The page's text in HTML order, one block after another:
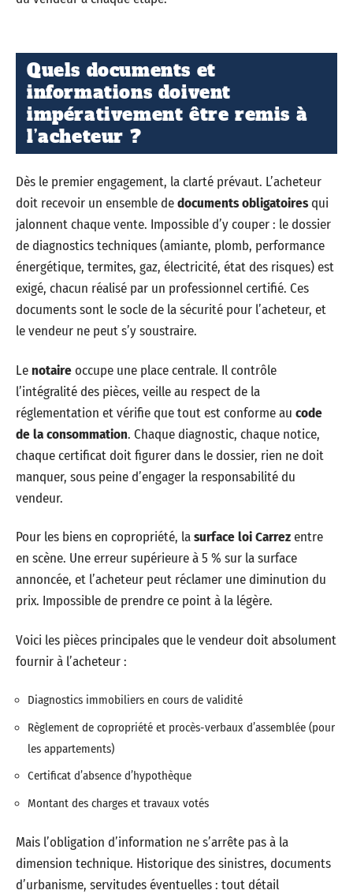
Quels documents et
informations doivent
impérativement être remis à
l’acheteur ?
Dès le premier engagement, la clarté prévaut. L’acheteur
doit recevoir un ensemble dedocuments obligatoiresqui
jalonnent chaque vente. Impossible d’y couper : le dossier
de diagnostics techniques (amiante, plomb, performance
énergétique, termites, gaz, électricité, état des risques) est
exigé, chacun réalisé par un professionnel certifié. Ces
documents sont le socle de la sécurité pour l’acheteur, et
le vendeur ne peut s’y soustraire.
Lenotaireoccupe une place centrale. Il contrôle
l’intégralité des pièces, veille au respect de la
réglementation et vérifie que tout est conforme au code
de la consommation. Chaque diagnostic, chaque notice,
chaque certificat doit figurer dans le dossier, rien ne doit
manquer, sous peine d’engager la responsabilité du
vendeur.
Pour les biens en copropriété, lasurface loi Carrezentre
en scène. Une erreur supérieure à 5 % sur la surface
annoncée, et l’acheteur peut réclamer une diminution du
prix. Impossible de prendre ce point à la légère.
Voici les pièces principales que le vendeur doit absolument
fournir à l’acheteur :
Diagnostics immobiliers en cours de validité
Règlement de copropriété et procès-verbaux d’assemblée (pour
les appartements)
Certificat d’absence d’hypothèque
Montant des charges et travaux votés
Mais l’obligation d’information ne s’arrête pas à la
dimension technique. Historique des sinistres, documents
d’urbanisme, servitudes éventuelles : tout détail